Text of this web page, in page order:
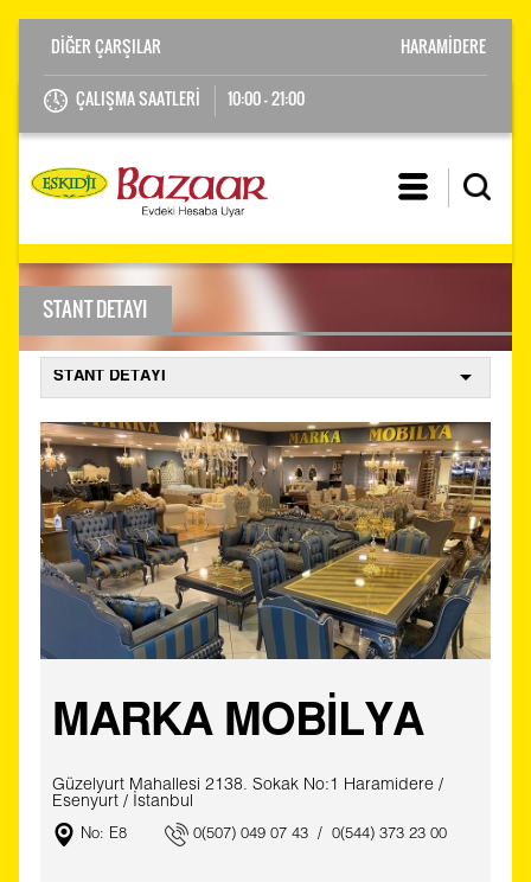
ÇALIŞMA SAATLERİ 10:00 - 21:00
HARAMİDERE
STANT DETAYI
MARKA MOBİLYA
Güzelyurt Mahallesi 2138. Sokak No:1 Haramidere /
Esenyurt / İstanbul
No: E8 0(507) 049 07 43 / 0(544) 373 23 00